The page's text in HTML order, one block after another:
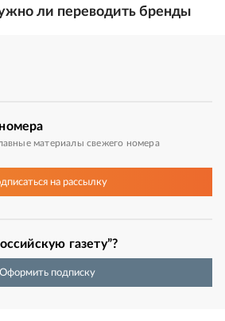
ли переводить бренды
материалы свежего номера
на рассылку
газету”?
Оформить подписку